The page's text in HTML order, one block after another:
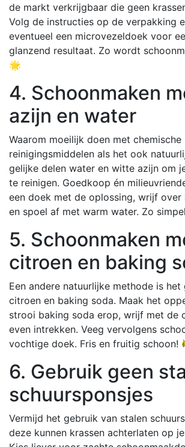
de markt verkrijgbaar die geen
Volg de instructies op de verpakking
eventueel een microvezeldoek voor
glanzend resultaat. Zo wordt
🌟
4. Schoonmaken
azijn en water
Waarom moeilijk doen met chemische
reinigingsmiddelen als het ook
gelijke delen water en witte azijn om
te reinigen. Goedkoop én
een doek met de oplossing, wrijf over
en spoel af met warm water. Zo
5. Schoonmaken
citroen en baking
Een andere natuurlijke methode is het
citroen en baking soda. Maak het
strooi baking soda erop, wrijf met de
even intrekken. Veeg vervolgens
vochtige doek. Fris en fruitig schoon!
6. Gebruik geen
schuursponsjes
Vermijd het gebruik van stalen
deze kunnen krassen achterlaten op